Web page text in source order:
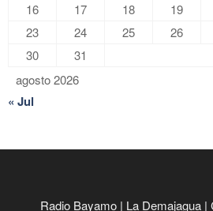
agosto 2026
16
17 18 19
23
24 25 26
30
31
« Jul
Radio Bayamo | La Demajagua |